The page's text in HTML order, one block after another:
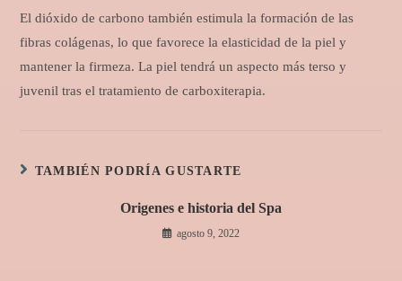
El dióxido de carbono también estimula la formación de las
fibras colágenas, lo que favorece la elasticidad de la piel y
mantener la firmeza. La piel tendrá un aspecto más terso y
juvenil tras el tratamiento de carboxiterapia.
TAMBIÉN PODRÍA GUSTARTE
Origenes e historia del Spa
agosto 9, 2022